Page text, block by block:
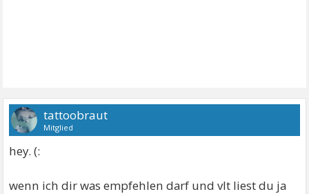
tattoobraut
Mitglied
hey. (:
wenn ich dir was empfehlen darf und vlt liest du ja